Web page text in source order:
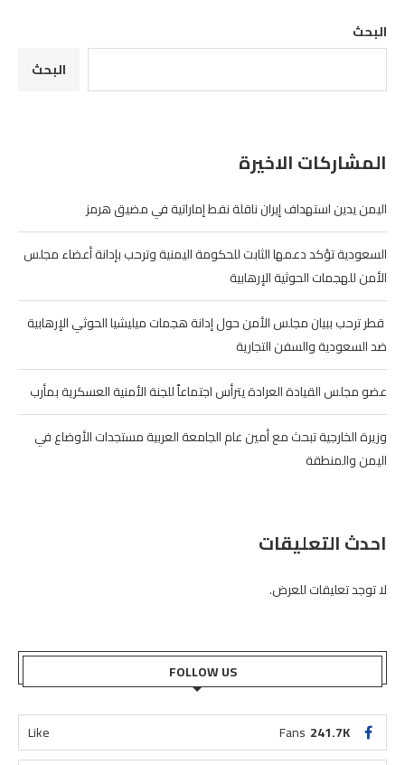
البحث
البحث
المشاركات الاخيرة
اليمن يدين استهداف إيران ناقلة نفط إماراتية في مضيق هرمز
السعودية تؤكد دعمها الثابت للحكومة اليمنية وترحب بإدانة أعضاء مجلس
الأمن للهجمات الحوثية الإرهابية
‏ قطر ترحب ببيان مجلس الأمن حول إدانة هجمات ميليشيا الحوثي الإرهابية
ضد السعودية والسفن التجارية
عضو مجلس القيادة العرادة يترأس اجتماعاً للجنة الأمنية العسكرية بمأرب
وزيرة الخارجية تبحث مع أمين عام الجامعة العربية مستجدات الأوضاع في
اليمن والمنطقة
احدث التعليقات
لا توجد تعليقات للعرض.
FOLLOW US
241.7K
Fans
Like